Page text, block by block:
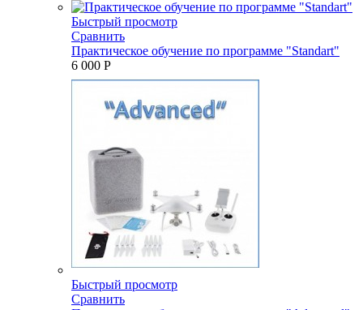
Быстрый просмотр
Сравнить
Практическое обучение по программе "Standart"
6 000 P
Быстрый просмотр
Сравнить